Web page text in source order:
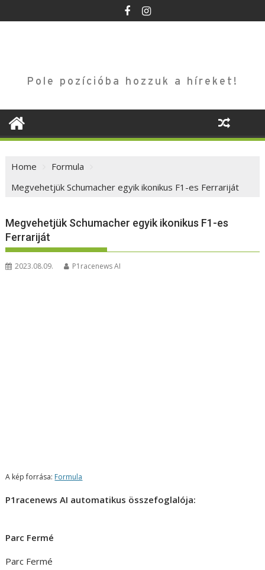
to
Pole pozícióba hozzuk a híreket!
Home
Formula
Megvehetjük Schumacher egyik ikonikus F1-es Ferrariját
Megvehetjük Schumacher egyik ikonikus F1-es
Ferrariját
2023.08.09. P1racenews AI
A kép forrása: Formula
P1racenews AI automatikus összefoglalója:
Parc Fermé
Parc Fermé